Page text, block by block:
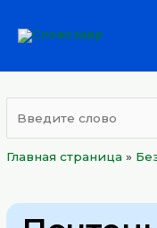
Главная страница »